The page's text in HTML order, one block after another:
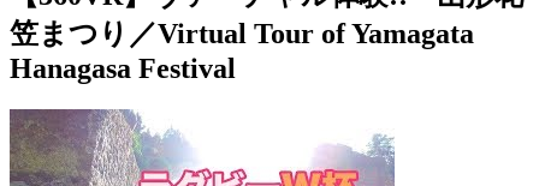
笠まつり／Virtual Tour of Yamagata
Hanagasa Festival